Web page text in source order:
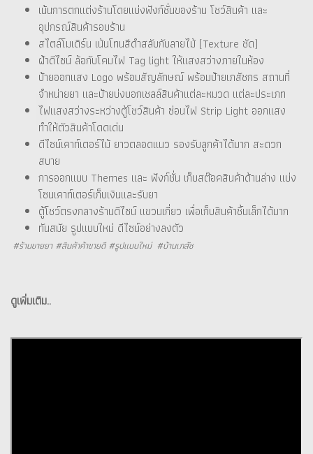
เน้นการตกแต่งร้านโดยแบ่งฟังก์ชั่นของร้าน โชว์สินค้า และ
อุปกรณ์สินค้ารอบร้าน
สไตล์โมเดิร์น เน้นโทนสีดำสลับกับลายไม้ (Texture ชัด)
ฝ้าดีไซน์ ล้อกับโคมไฟ Tag light ให้แสงสว่างภายในห้อง
ป้ายออกแสง Logo พร้อมสัญลักษณ์ พร้อมป้ายเภสัชกร สถานที่
จำหน่ายยา และป้ายบ่งบอกเชลล์สินค้าแต่ละหมวด แต่ละประเภท
ไฟแสงสว่างระหว่างตู้โชว์สินค้า ซ่อนไฟ Strip Light ออกแสง
ทำให้ตัวสินค้าโดดเด่น
ดีไซน์เคาท์เตอร์ไม้ ยาวตลอดแนว รองรับลูกค้าได้มาก สะดวก
สบาย
การออกแบบ Themes และ ฟังก์ชั่น เก็บสต๊อคสินค้าด้านล่าง แบ่ง
โซนเคาท์เตอร์เก็บเงินและรับยา
ตู้โชว์ตรงกลางร้านดีไซน์ แขวนเกี่ยว เพื่อเก็บสินค้าชิ้นเล็กได้มาก
ทันสมัย รูปแบบใหม่ ดีไซน์อย่างลงตัว
#ร้านขายยา #สินค้าค้าขายดี #รูปแบบใหม่ #บ้านเภสัช
ดูเพิ่มเติม..